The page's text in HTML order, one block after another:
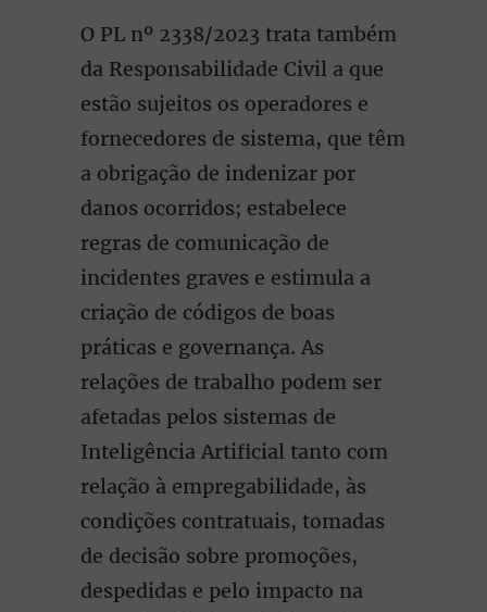
O PL nº 2338/2023 trata também
da Responsabilidade Civil a que
estão sujeitos os operadores e
fornecedores de sistema, que têm
a obrigação de indenizar por
danos ocorridos; estabelece
regras de comunicação de
incidentes graves e estimula a
criação de códigos de boas
práticas e governança. As
relações de trabalho podem ser
afetadas pelos sistemas de
Inteligência Artificial tanto com
relação à empregabilidade, às
condições contratuais, tomadas
de decisão sobre promoções,
despedidas e pelo impacto na